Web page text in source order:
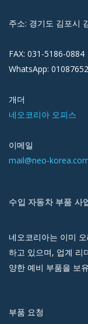
주소: 경기도 김포시
FAX: 031-5186-0884
WhatsApp:
개더
네오코리아 오피스
이메일
mail@neo-
수입 자동차 부품 사
네오코리아는 이미
하고 있으며, 업계 리
양한 예비 부품을 보
부품 요청